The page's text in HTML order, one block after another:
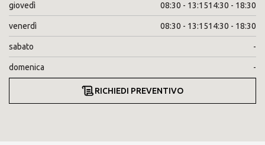
giovedì 08:30 - 13:1514:30 - 18:30
venerdì 08:30 - 13:1514:30 - 18:30
sabato -
domenica -
RICHIEDI PREVENTIVO